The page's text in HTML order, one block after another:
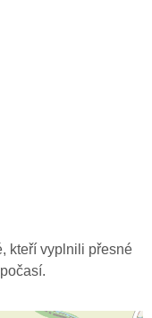
kteří vyplnili přesné